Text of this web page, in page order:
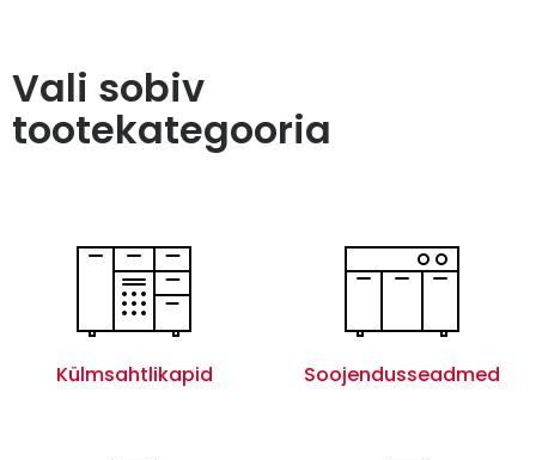
Vali sobiv
tootekategooria
Külmsahtlikapid Soojendusseadmed